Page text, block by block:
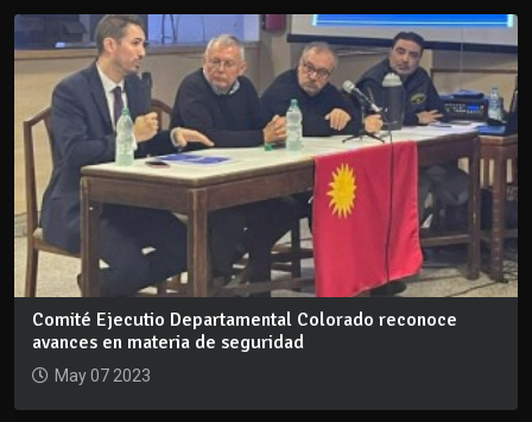
Comité Ejecutio Departamental Colorado reconoce
avances en materia de seguridad
May 07 2023